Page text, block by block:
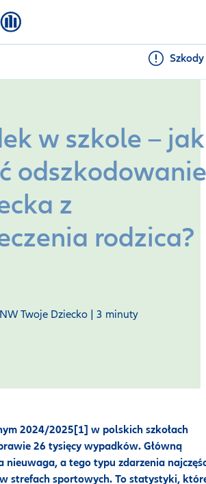
w szkole – jak
odszkodowanie
z
rodzica?
Twoje Dziecko | 3 minuty
2024/2025 [1] w polskich szkołach
26 tysięcy wypadków. Główną
nieuwaga, a tego typu zdarzenia
w strefach sportowych. To statystyki,